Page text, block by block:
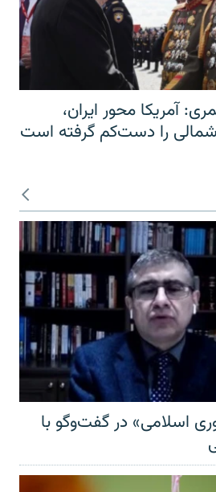
آمریکا محور ایران،
را دست‌کم گرفته است
اسلامی» در گفت‌وگو با